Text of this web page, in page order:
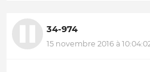
34-974
15 novembre 2016 à